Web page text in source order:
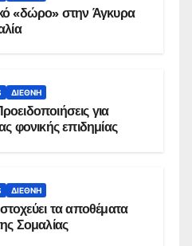
«δώρο» στην Άγκυρα
ΔΙΕΘΝΉ
για
φονικής επιδημίας
ΔΙΕΘΝΉ
τα αποθέματα
Σομαλίας